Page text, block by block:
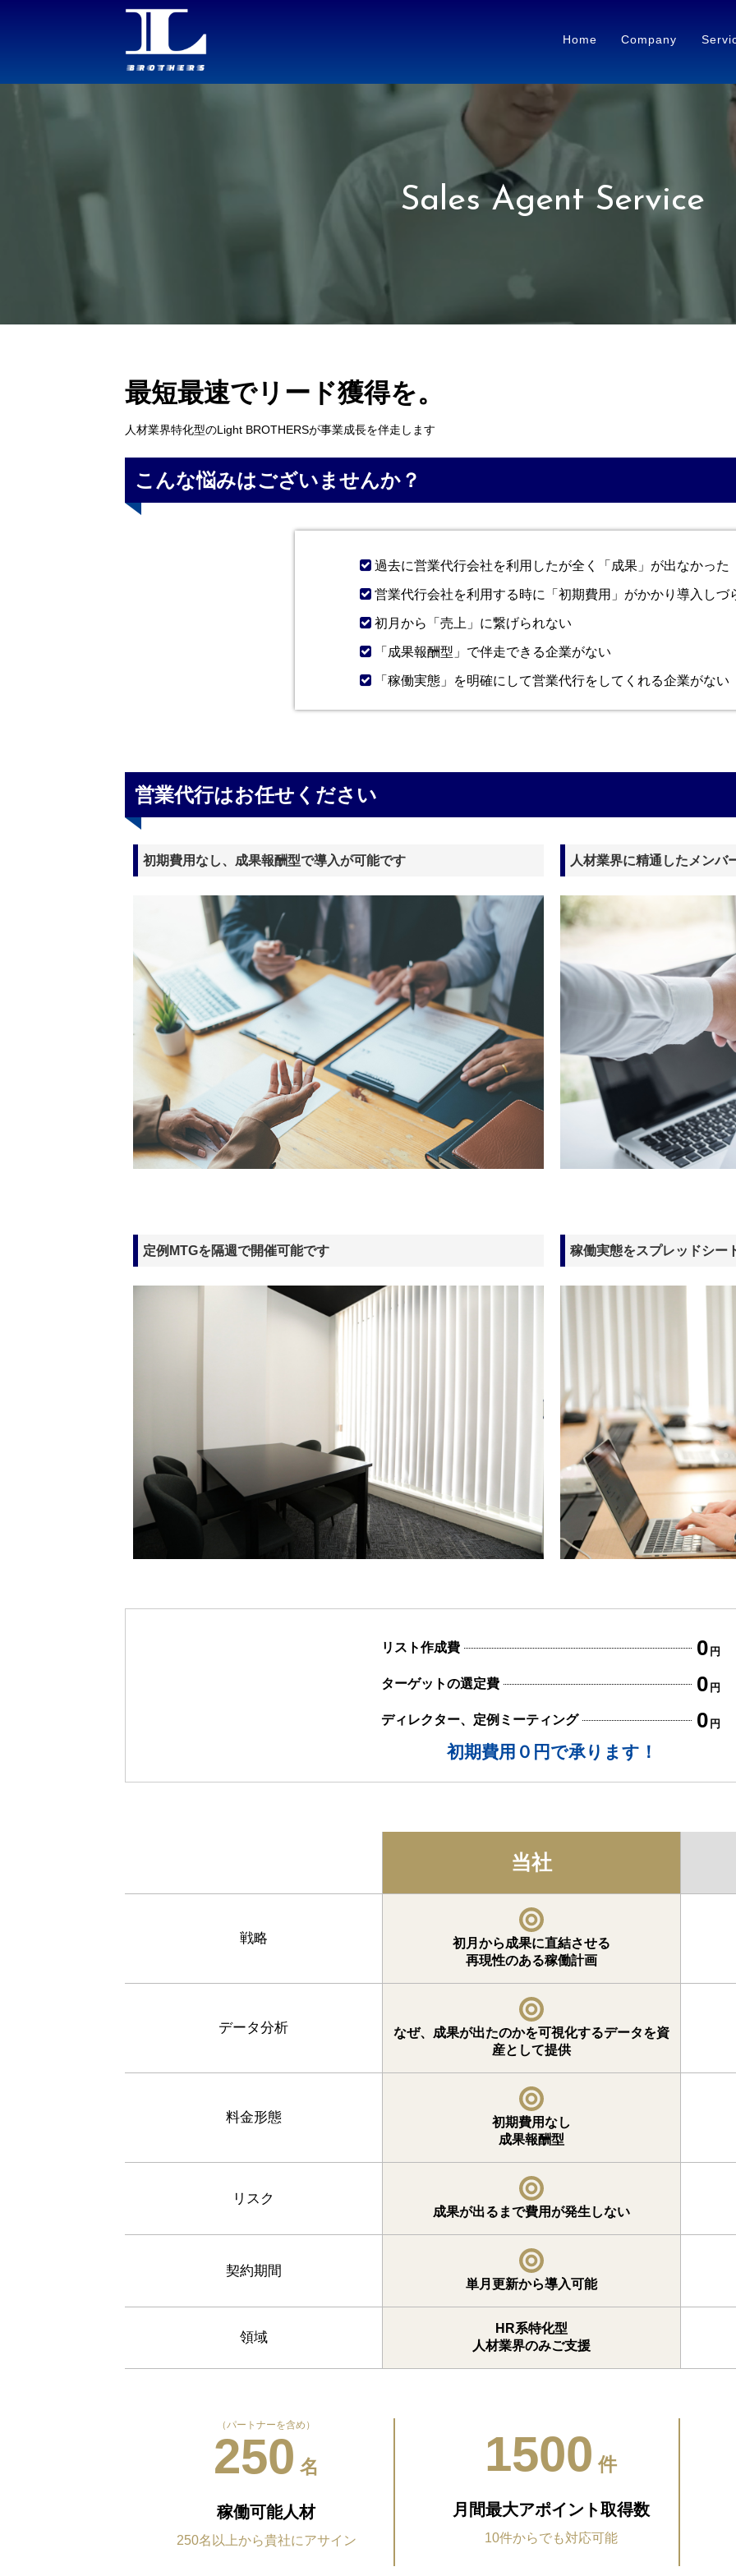
Home Company
Sales Agent Service
最短最速でリード獲得を。
人材業界特化型のLight BROTHERSが事業成長を伴走します
こんな悩みはございませんか？
過去に営業代行会社を利用したが全く「成果」が出なかった
営業代行会社を利用する時に「初期費用」がかかり導入しづ
初月から「売上」に繋げられない
「成果報酬型」で伴走できる企業がない
「稼働実態」を明確にして営業代行をしてくれる企業がない
営業代行はお任せください
初期費用なし、成果報酬型で導入が可能です 人材業界に精通したメンバ
定例MTGを隔週で開催可能です 稼働実態をスプレッドシー
リスト作成費 0 円
ターゲットの選定費 0 円
ディレクター、定例ミーティング 0 円
初期費用０円で承ります！
当社
戦略
初月から成果に直結させる
再現性のある稼働計画
データ分析
なぜ、成果が出たのかを可視化するデータを資
産として提供
料金形態
初期費用なし
成果報酬型
リスク
成果が出るまで費用が発生しない
契約期間
単月更新から導入可能
領域
HR系特化型
人材業界のみご支援
（パートナーを含め）
250 名
稼働可能人材
250名以上から貴社にアサイン
1500 件
月間最大アポイント取得数
10件からでも対応可能